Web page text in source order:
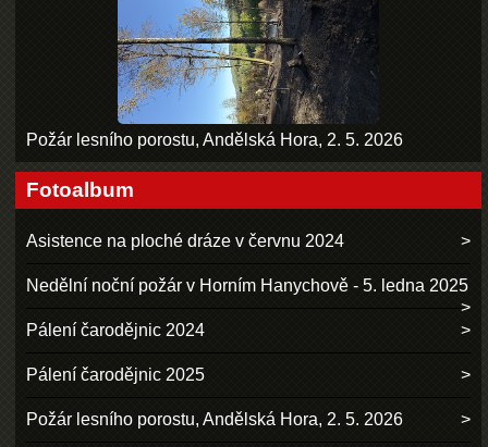
Požár lesního porostu, Andělská Hora, 2. 5. 2026
Fotoalbum
Asistence na ploché dráze v červnu 2024
Nedělní noční požár v Horním Hanychově - 5. ledna 2025
Pálení čarodějnic 2024
Pálení čarodějnic 2025
Požár lesního porostu, Andělská Hora, 2. 5. 2026